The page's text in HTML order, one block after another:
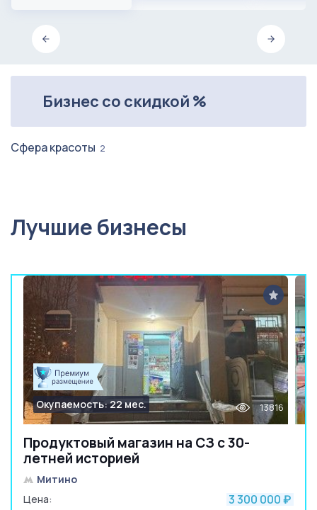
Бизнес со скидкой %
Сфера красоты 2
Лучшие бизнесы
Продуктовый магазин на СЗ с 30-
летней историей
Окупаемость: 22 мес. 13816
Митино
Цена:
3 300 000 ₽